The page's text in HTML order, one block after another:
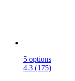
5 options
4.3 (175)